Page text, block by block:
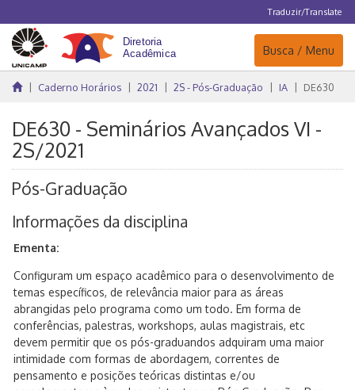
Traduzir/Translate
Navegação
Busca / Menu
Caderno Horários 2021 2S - Pós-Graduação IA DE630
DE630 - Seminários Avançados VI -
2S/2021
Pós-Graduação
Informações da disciplina
Ementa:
Configuram um espaço acadêmico para o desenvolvimento de
temas específicos, de relevância maior para as áreas
abrangidas pelo programa como um todo. Em forma de
conferências, palestras, workshops, aulas magistrais, etc
devem permitir que os pós-graduandos adquiram uma maior
intimidade com formas de abordagem, correntes de
pensamento e posições teóricas distintas e/ou